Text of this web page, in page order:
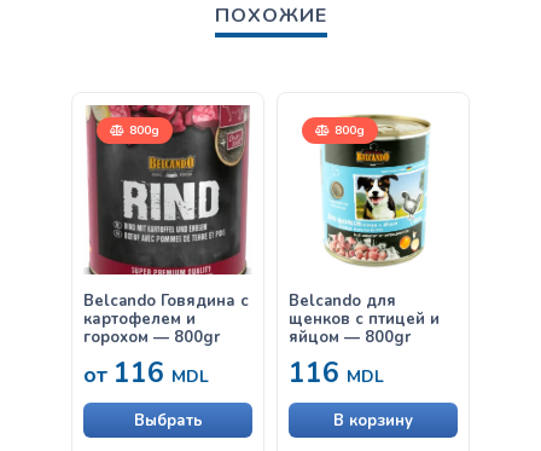
ПОХОЖИЕ
800g
Belcando Говядина с
картофелем и
горохом — 800gr
от 116 MDL
Выбрать
800g
Belcando для
щенков с птицей и
яйцом — 800gr
116 MDL
В корзину